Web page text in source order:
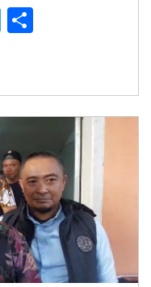
T
el
gr
a
m
e